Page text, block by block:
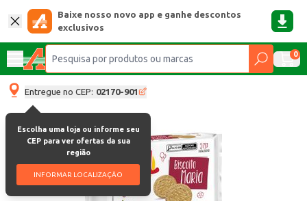
Baixe nosso novo app e ganhe descontos
exclusivos
0
Entregue no CEP: 02170-901
Escolha uma loja ou informe seu
CEP para ver ofertas da sua
região
INFORMAR LOCALIZAÇÃO